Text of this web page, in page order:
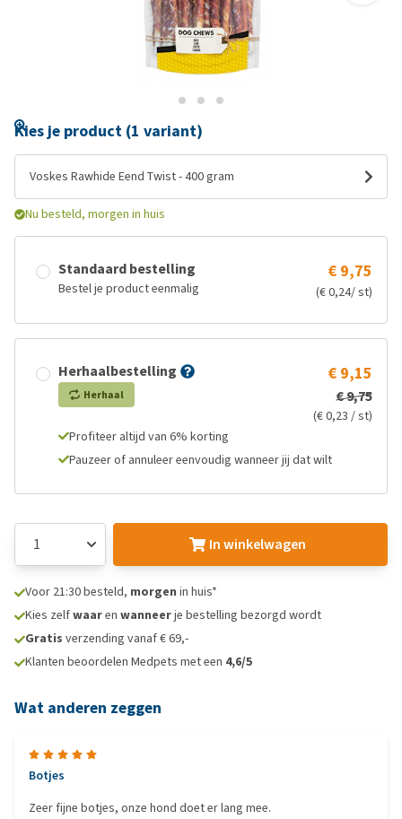
Kies je product (1 variant)
Voskes Rawhide Eend Twist - 400 gram
Nu besteld, morgen in huis
Standaard bestelling
Bestel je product eenmalig
€ 9,75
(€ 0,24/ st)
Herhaalbestelling
Herhaal
€ 9,15
€ 9,75
(€ 0,23 / st)
Profiteer altijd van 6% korting
Pauzeer of annuleer eenvoudig wanneer jij dat wilt
In winkelwagen
Voor 21:30 besteld, morgen in huis*
Kies zelfwaaren wanneerje bestelling bezorgd wordt
Gratis verzending vanaf € 69,-
Klanten beoordelen Medpets met een 4,6/5
Wat anderen zeggen
Botjes
Zeer fijne botjes, onze hond doet er lang mee.